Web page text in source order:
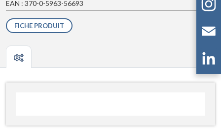
EAN : 370-0-5963-56693
FICHE PRODUIT